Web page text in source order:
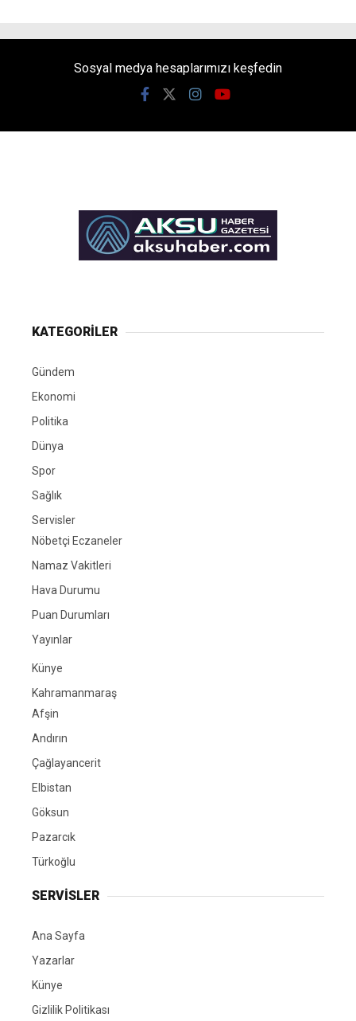
Sosyal medya hesaplarımızı keşfedin
KATEGORİLER
Gündem
Ekonomi
Politika
Dünya
Spor
Sağlık
Servisler
Nöbetçi Eczaneler
Namaz Vakitleri
Hava Durumu
Puan Durumları
Yayınlar
Künye
Kahramanmaraş
Afşin
Andırın
Çağlayancerit
Elbistan
Göksun
Pazarcık
Türkoğlu
SERVİSLER
Ana Sayfa
Yazarlar
Künye
Gizlilik Politikası